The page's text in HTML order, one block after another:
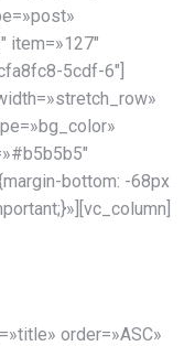
item=»127″
5cdf-6″]
bottom: -68px
order=»ASC»